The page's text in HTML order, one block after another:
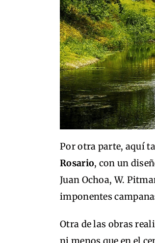
Por otra parte, aquí
Rosario, con un
Juan Ochoa, W.
imponentes
Otra de las obras
ni menos que en el